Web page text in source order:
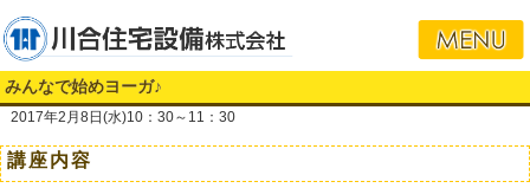
みんなで始めヨーガ♪
2017年2月8日(水)10：30～11：30
講座内容